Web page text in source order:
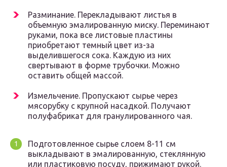
Разминание. Перекладывают листья в
объемную эмалированную миску. Переминают
руками, пока все листовые пластины
приобретают темный цвет из-за
выделившегося сока. Каждую из них
свертывают в форме трубочки. Можно
оставить общей массой.
Измельчение. Пропускают сырье через
мясорубку с крупной насадкой. Получают
полуфабрикат для гранулированного чая.
Подготовленное сырье слоем 8-11 см
выкладывают в эмалированную, стеклянную
или пластиковую посуду, прижимают рукой.